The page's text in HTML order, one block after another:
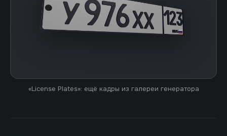
«License Plates»: ещё кадры из галереи генератора